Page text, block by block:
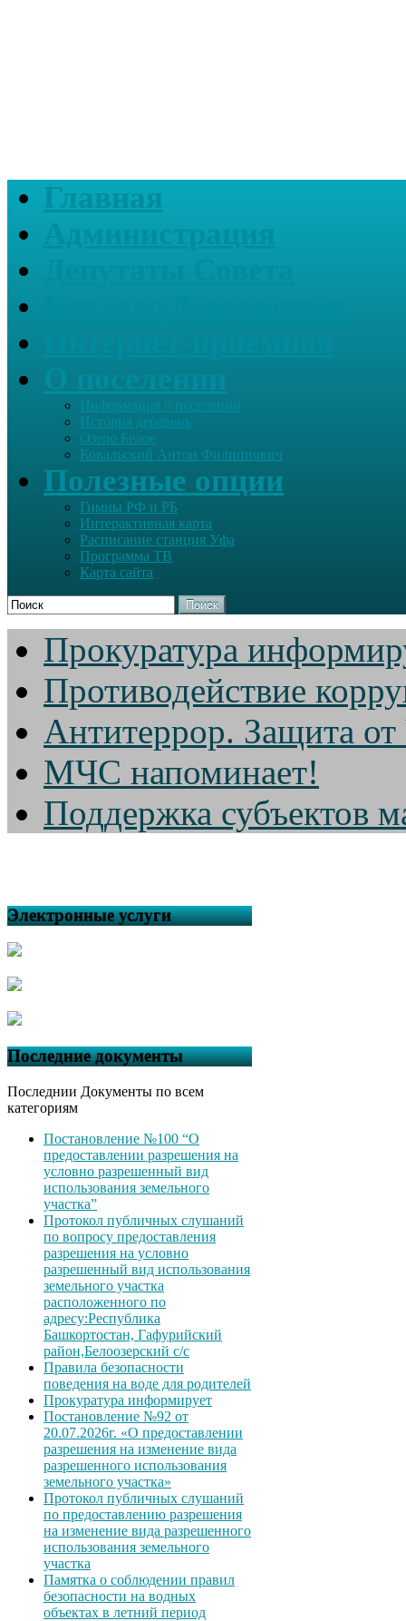
Главная
Информация о поселении
История деревень
Озеро Белое
Ковальский Антон Филиппович
Полезные опции
Гимны РФ и РБ
Интерактивная карта
Расписание станция Уфа
Программа ТВ
Карта сайта
Поиск
Прокуратура
Противодействие
Антитеррор. Защита
МЧС напоминает!
Поддержка субъектов
Электронные услуги
Последние документы
Последнии Документы по всем
категориям
Постановление №100 “О
предоставлении разрешения на
условно разрешенный вид
использования земельного
участка”
Протокол публичных слушаний
по вопросу предоставления
разрешения на условно
разрешенный вид использования
земельного участка
расположенного по
адресу:Республика
Башкортостан, Гафурийский
район,Белоозерский с/с
Правила безопасности
поведения на воде для родителей
Прокуратура информирует
Постановление №92 от
20.07.2026г. «О предоставлении
разрешения на изменение вида
разрешенного использования
земельного участка»
Протокол публичных слушаний
по предоставлению разрешения
на изменение вида разрешенного
использования земельного
участка
Памятка о соблюдении правил
безопасности на водных
объектах в летний период